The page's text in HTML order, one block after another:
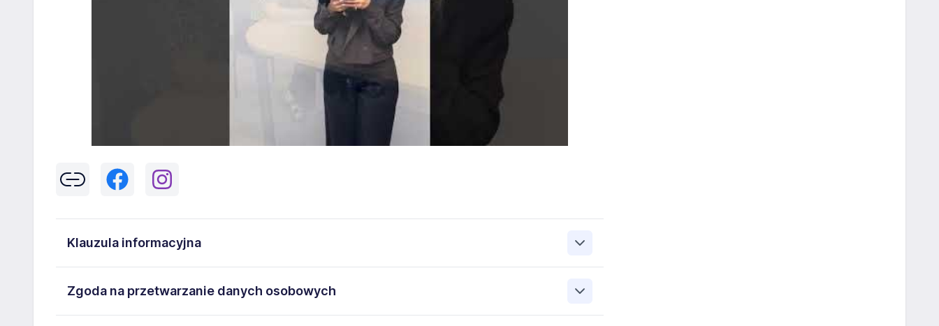
Klauzula informacyjna
43-300 Bielsko-Biała danych osobowych zawartych w zgłoszeniu rekrutacyjnym w celu prowadzenia rekrutacji
Zgoda na przetwarzanie danych osobowych